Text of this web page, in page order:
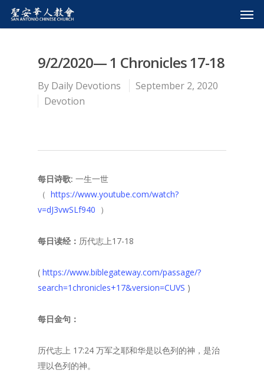
9/2/2020— 1 Chronicles 17-18
By Daily Devotions
September 2, 2020
Devotion
每日诗歌: 一生一世
（ https://www.youtube.com/watch?
v=dJ3vwSLf940 ）
每日读经： 历代志上17-18
( https://www.biblegateway.com/passage/?
search=1chronicles+17&version=CUVS )
每日金句：
历代志上 17:24 万军之耶和华是以色列的神，是治
理以色列的神。